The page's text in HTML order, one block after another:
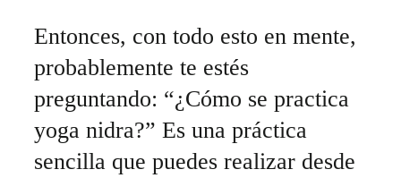
Entonces, con todo esto en mente,
probablemente te estés
preguntando: “¿Cómo se practica
yoga nidra?” Es una práctica
sencilla que puedes realizar desde